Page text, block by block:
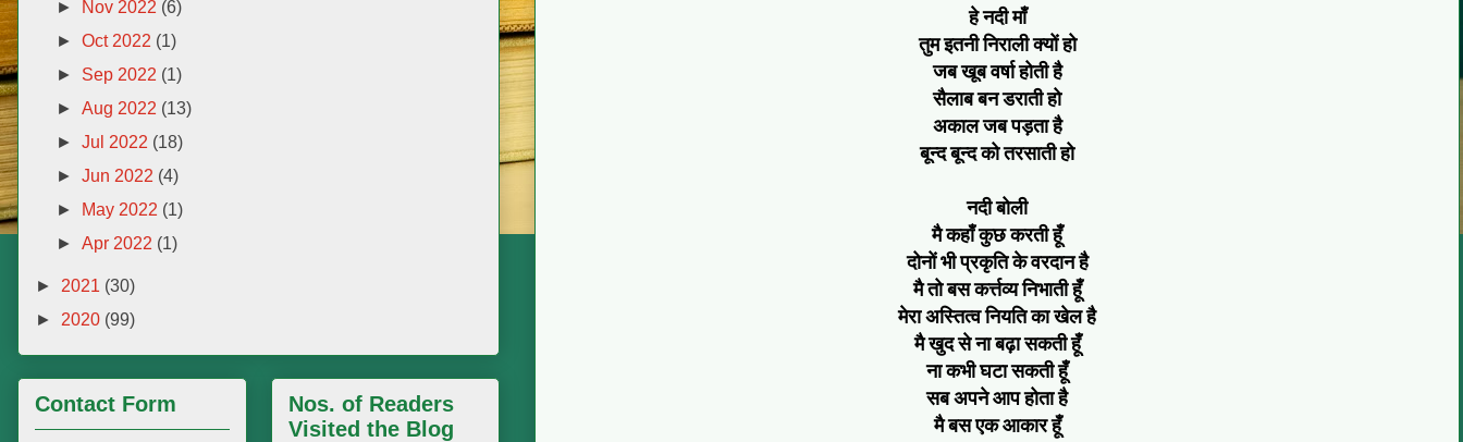
हे नदी माँ
तुम इतनी निराली क्यों हो
जब खूब वर्षा होती है
सैलाब बन डराती हो
अकाल जब पड़ता है
बून्द बून्द को तरसाती हो
नदी बोली
मै कहाँ कुछ करती हूँ
दोनों भी प्रकृति के वरदान है
मै तो बस कर्त्तव्य निभाती हूँ
मेरा अस्तित्व नियति का खेल है
मै खुद से ना बढ़ा सकती हूँ
ना कभी घटा सकती हूँ
सब अपने आप होता है
मै बस एक आकार हूँ
► Nov 2022 (6)
►Oct 2022 (1)
► Sep 2022 (1)
►Aug 2022 (13)
►Jul 2022 (18)
►Jun 2022 (4)
►
May 2022 (1)
►Apr 2022 (1)
► 2021 (30)
► 2020 (99)
Contact Form
Nos. of Readers
Visited the Blog